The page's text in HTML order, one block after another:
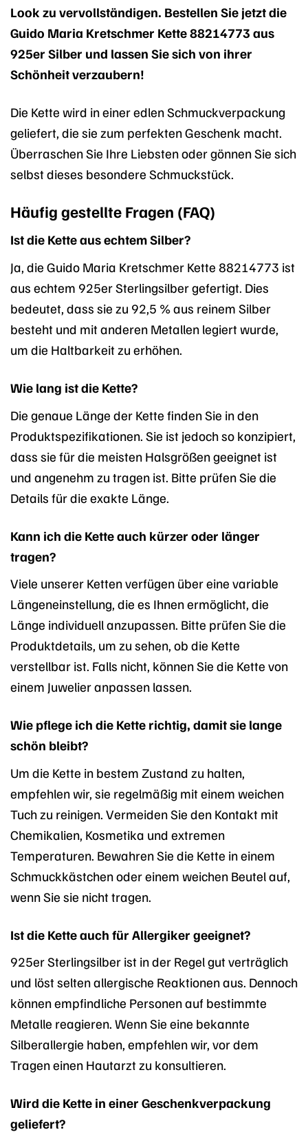
Look zu vervollständigen. Bestellen Sie jetzt die
Guido Maria Kretschmer Kette 88214773 aus
925er Silber und lassen Sie sich von ihrer
Schönheit verzaubern!
Die Kette wird in einer edlen Schmuckverpackung
geliefert, die sie zum perfekten Geschenk macht.
Überraschen Sie Ihre Liebsten oder gönnen Sie sich
selbst dieses besondere Schmuckstück.
Häufig gestellte Fragen (FAQ)
Ist die Kette aus echtem Silber?
Ja, die Guido Maria Kretschmer Kette 88214773 ist
aus echtem 925er Sterlingsilber gefertigt. Dies
bedeutet, dass sie zu 92,5 % aus reinem Silber
besteht und mit anderen Metallen legiert wurde,
um die Haltbarkeit zu erhöhen.
Wie lang ist die Kette?
Die genaue Länge der Kette finden Sie in den
Produktspezifikationen. Sie ist jedoch so konzipiert,
dass sie für die meisten Halsgrößen geeignet ist
und angenehm zu tragen ist. Bitte prüfen Sie die
Details für die exakte Länge.
Kann ich die Kette auch kürzer oder länger
tragen?
Viele unserer Ketten verfügen über eine variable
Längeneinstellung, die es Ihnen ermöglicht, die
Länge individuell anzupassen. Bitte prüfen Sie die
Produktdetails, um zu sehen, ob die Kette
verstellbar ist. Falls nicht, können Sie die Kette von
einem Juwelier anpassen lassen.
Wie pflege ich die Kette richtig, damit sie lange
schön bleibt?
Um die Kette in bestem Zustand zu halten,
empfehlen wir, sie regelmäßig mit einem weichen
Tuch zu reinigen. Vermeiden Sie den Kontakt mit
Chemikalien, Kosmetika und extremen
Temperaturen. Bewahren Sie die Kette in einem
Schmuckkästchen oder einem weichen Beutel auf,
wenn Sie sie nicht tragen.
Ist die Kette auch für Allergiker geeignet?
925er Sterlingsilber ist in der Regel gut verträglich
und löst selten allergische Reaktionen aus. Dennoch
können empfindliche Personen auf bestimmte
Metalle reagieren. Wenn Sie eine bekannte
Silberallergie haben, empfehlen wir, vor dem
Tragen einen Hautarzt zu konsultieren.
Wird die Kette in einer Geschenkverpackung
geliefert?